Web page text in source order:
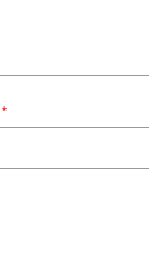
*